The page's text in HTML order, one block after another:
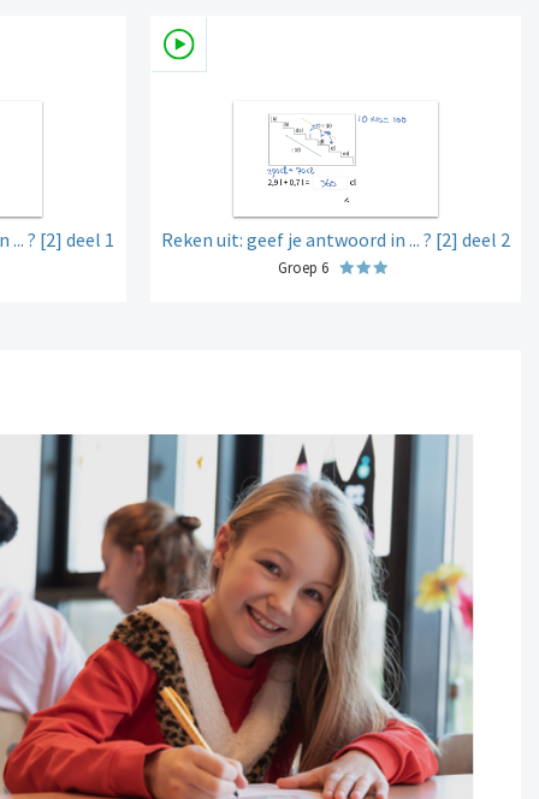
? [2] deel 1 Reken uit: geef je antwoord in ... ? [2] deel 2
Groep 6